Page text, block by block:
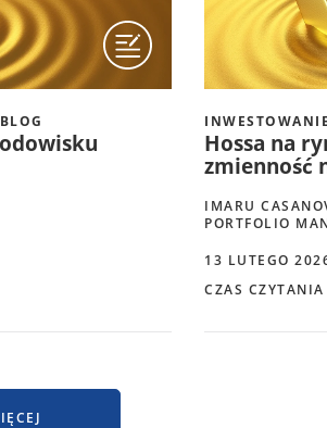
Hossa na
zmienność
IMARU
PORTFOLIO
13 LUTEGO
CZAS